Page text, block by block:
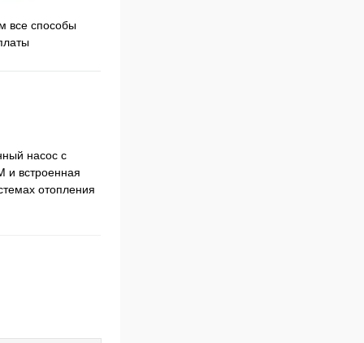
все способы
насос с
и встроенная
отопления